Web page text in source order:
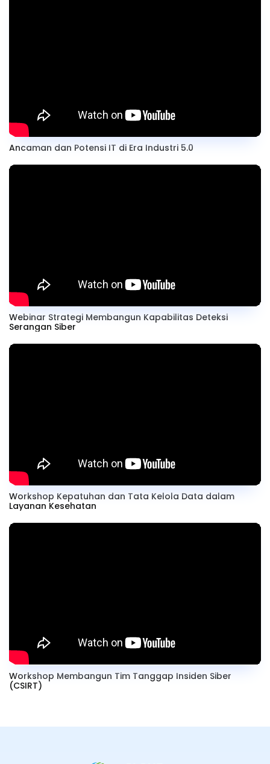
Ancaman dan Potensi IT di Era Industri 5.0
Webinar Strategi Membangun Kapabilitas Deteksi
Serangan Siber
Workshop Kepatuhan dan Tata Kelola Data dalam
Layanan Kesehatan
Workshop Membangun Tim Tanggap Insiden Siber
(CSIRT)